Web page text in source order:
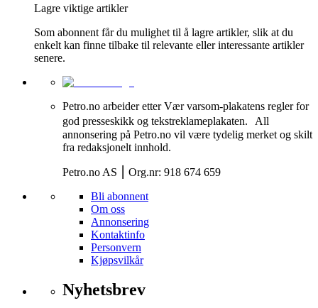
Lagre viktige artikler
Som abonnent får du mulighet til å lagre artikler, slik at du
enkelt kan finne tilbake til relevante eller interessante artikler
senere.
Petro.no arbeider etter Vær varsom-plakatens regler for
god presseskikk og tekstreklameplakaten. All
annonsering på Petro.no vil være tydelig merket og skilt
fra redaksjonelt innhold.
Petro.no AS ⎮ Org.nr: 918 674 659
Bli abonnent
Om oss
Annonsering
Kontaktinfo
Personvern
Kjøpsvilkår
Nyhetsbrev